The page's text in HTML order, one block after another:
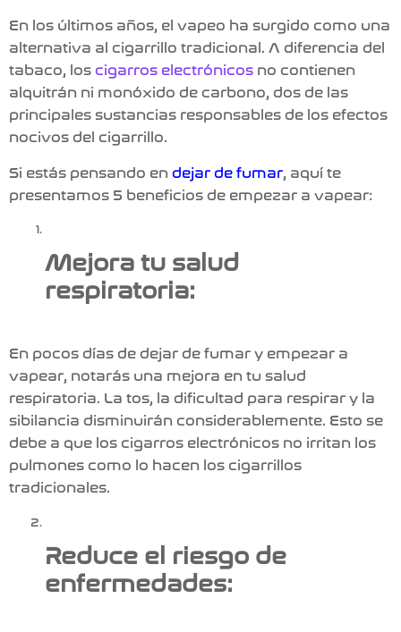
En los últimos años, el vapeo ha surgido como una
alternativa al cigarrillo tradicional. A diferencia del
tabaco, loscigarros electrónicos no contienen
alquitrán ni monóxido de carbono, dos de las
principales sustancias responsables de los efectos
nocivos del cigarrillo.
Si estás pensando en dejar de fumar , aquíte
presentamos 5 beneficios de empezar a vapear:
Mejora tu salud
respiratoria:
En pocos días de dejar de fumar y empezar a
vapear, notarás una mejora en tu salud
respiratoria. La tos, la dificultad para respirar y la
sibilancia disminuirán considerablemente. Esto se
debe a que los cigarros electrónicos no irritan los
pulmones como lo hacen los cigarrillos
tradicionales.
Reduce el riesgo de
enfermedades: